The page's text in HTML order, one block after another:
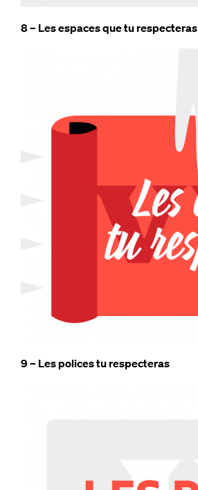
8 – Les espaces que tu respecteras
9 – Les polices tu respecteras